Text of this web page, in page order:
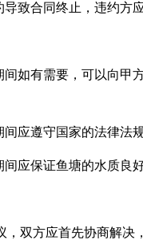
致合同终止，违约方
间如有需要，可以向甲
间应遵守国家的法律法
应保证鱼塘的水质良
，双方应首先协商解决